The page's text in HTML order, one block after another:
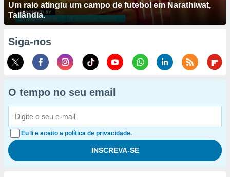
Um raio atingiu um campo de futebol em Narathiwat,
Tailândia.
Siga-nos
O tempo no seu email
Eu li e aceito a política de privacidade.